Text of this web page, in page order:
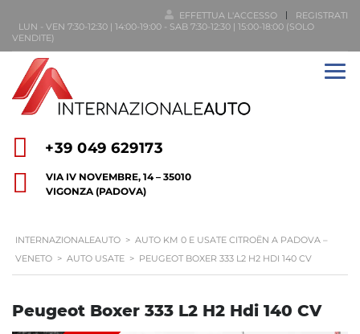
EFFETTUA L'ACCESSO
REGISTRATI
LUN - VEN 7:30-12:30 | 14:00-19:00 - SAB 7:30-12:30 | 15:00-18:00 (SOLO
VENDITE)
+39 049 629173
VIA IV NOVEMBRE, 14 – 35010
VIGONZA (PADOVA)
INTERNAZIONALEAUTO > AUTO KM 0 E USATE CITROËN A PADOVA –
VENETO > AUTO USATE > PEUGEOT BOXER 333 L2 H2 HDI 140 CV
Peugeot Boxer 333 L2 H2 Hdi 140 CV